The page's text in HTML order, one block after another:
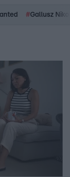
#Gallusz